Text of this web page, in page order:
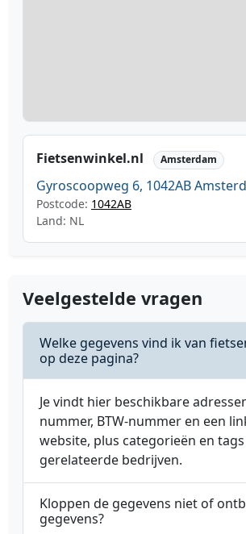
Fietsenwinkel.nl Amsterdam
Gyroscoopweg 6, 1042AB
Postcode: 1042AB
Land: NL
Veelgestelde vragen
Welke gegevens vind ik van
op deze pagina?
Je vindt hier beschikbare
nummer, BTW-nummer en een
website, plus categorieën en
gerelateerde bedrijven.
Kloppen de gegevens niet of
gegevens?